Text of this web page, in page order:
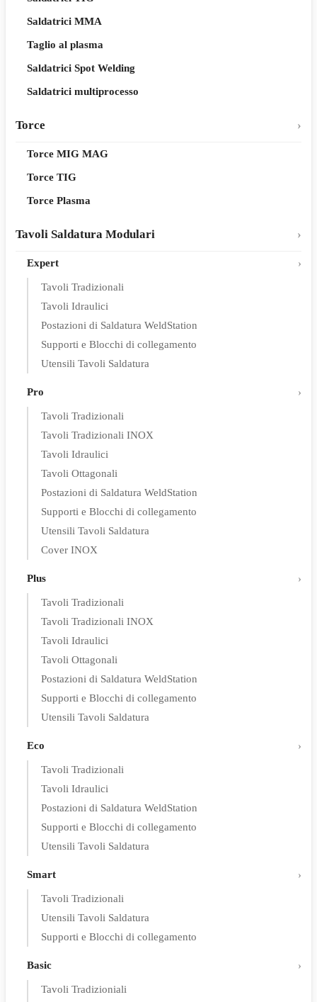
Saldatrici MMA
Taglio al plasma
Saldatrici Spot Welding
Saldatrici multiprocesso
Torce
Torce MIG MAG
Torce TIG
Torce Plasma
Tavoli Saldatura Modulari
Expert
Tavoli Tradizionali
Tavoli Idraulici
Postazioni di Saldatura WeldStation
Supporti e Blocchi di collegamento
Utensili Tavoli Saldatura
Pro
Tavoli Tradizionali
Tavoli Tradizionali INOX
Tavoli Idraulici
Tavoli Ottagonali
Postazioni di Saldatura WeldStation
Supporti e Blocchi di collegamento
Utensili Tavoli Saldatura
Cover INOX
Plus
Tavoli Tradizionali
Tavoli Tradizionali INOX
Tavoli Idraulici
Tavoli Ottagonali
Postazioni di Saldatura WeldStation
Supporti e Blocchi di collegamento
Utensili Tavoli Saldatura
Eco
Tavoli Tradizionali
Tavoli Idraulici
Postazioni di Saldatura WeldStation
Supporti e Blocchi di collegamento
Utensili Tavoli Saldatura
Smart
Tavoli Tradizionali
Utensili Tavoli Saldatura
Supporti e Blocchi di collegamento
Basic
Tavoli Tradizioniali